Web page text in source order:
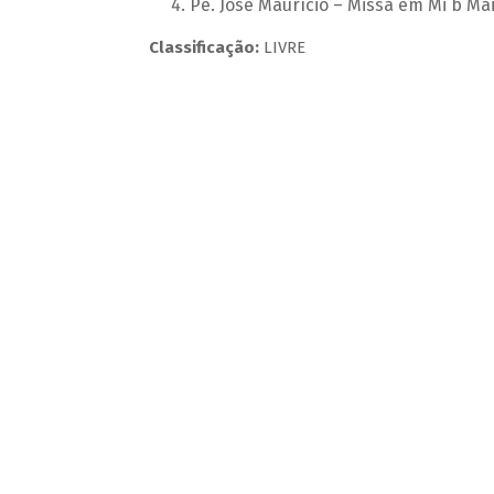
Pe. José Maurício – Missa em Mi b
Classificação:LIVRE